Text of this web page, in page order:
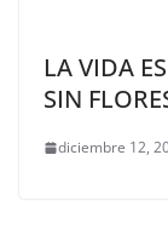
LA VIDA
SIN
diciembre 12,